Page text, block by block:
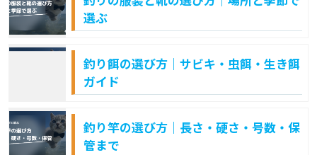
選ぶ
釣り餌の選び方｜サビキ・虫餌・生き餌
ガイド
釣り竿の選び方｜長さ・硬さ・号数・保
管まで